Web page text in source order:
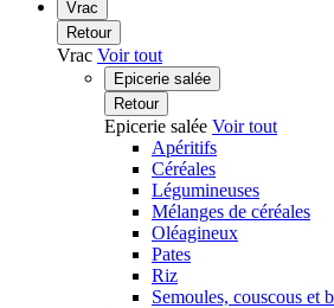
Vrac
Retour
Vrac Voir tout
Epicerie salée
Retour
Epicerie salée Voir tout
Apéritifs
Céréales
Légumineuses
Mélanges de céréales
Oléagineux
Pates
Riz
Semoules, couscous et